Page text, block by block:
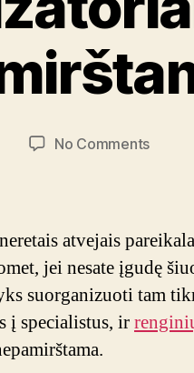
No Commentson
šventes
atvejais
jei nesate įgudę
suorganizuoti tam
į specialistus, ir